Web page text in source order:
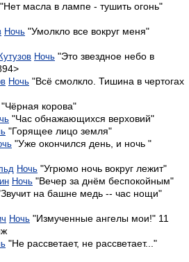
"Нет масла в лампе - тушить огонь"
Ночь "Умолкло все вокруг меня"
Ночь "Это звездное небо в
Ночь "Всё смолкло. Тишина в чертогах
"Чёрная корова"
"Час обнажающихся верховий"
"Горящее лицо земля"
"Уже окончился день, и ночь "
Ночь "Угрюмо ночь вокруг лежит"
Ночь "Вечер за днём беспокойным"
на башне медь -- час нощи"
Ночь "Измученные ангелы мои!" 11
"Не рассветает, не рассветает..."